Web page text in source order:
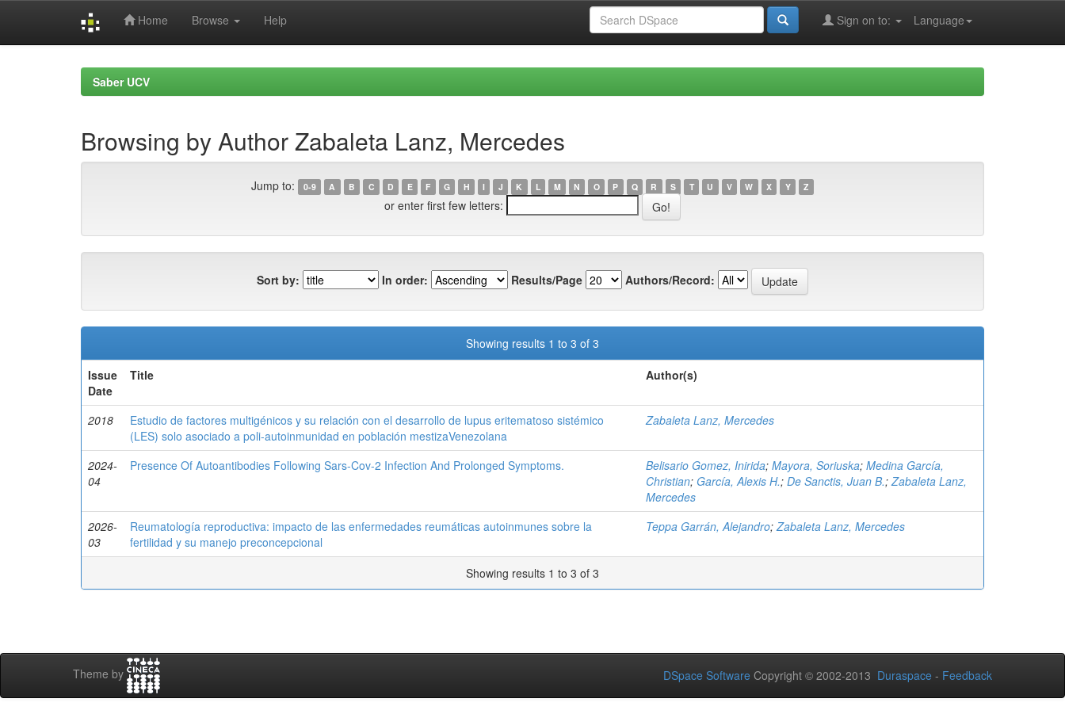
Home Browse Help Language
Sign on to:
Saber UCV
Browsing by Author Zabaleta Lanz, Mercedes
Jump to: 0-9 A B C D E F G H I J K L M N O P Q R S T U V W X Y Z
or enter first few letters:
Sort by: In order: Results/Page Authors/Record:
Showing results 1 to 3 of 3
Issue
Date
Title Author(s)
2018
Estudio de factores multigénicos y su relación con el desarrollo de lupus eritematoso sistémico
(LES) solo asociado a poli-autoinmunidad en población mestizaVenezolana
Zabaleta Lanz, Mercedes
2024-
04
Presence Of Autoantibodies Following Sars-Cov-2 Infection And Prolonged Symptoms. Belisario Gomez, Inirida; Mayora, Soriuska; Medina García,
Christian; García, Alexis H.; De Sanctis, Juan B.;Zabaleta Lanz,
Mercedes
2026-
03
Reumatología reproductiva: impacto de las enfermedades reumáticas autoinmunes sobre la
fertilidad y su manejo preconcepcional
Teppa Garrán, Alejandro;Zabaleta Lanz, Mercedes
Showing results 1 to 3 of 3
Theme by DSpace Software Copyright © 2002-2013 Duraspace - Feedback